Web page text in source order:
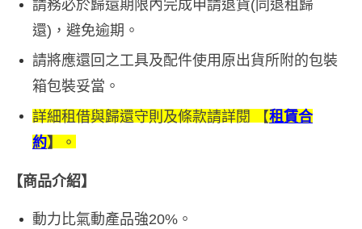
請務必於歸還期限內完成申請退貨(同退租歸
還)，避免逾期。
請將應還回之工具及配件使用原出貨所附的包裝
箱包裝妥當。
詳細租借與歸還守則及條款請詳閱 【租賃合
約】 。
【商品介紹】
動力比氣動產品強20%。